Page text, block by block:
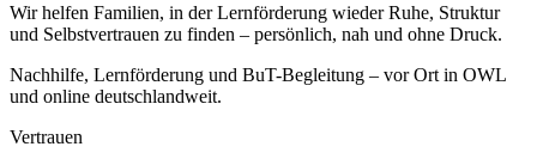
Wir helfen Familien, in der Lernförderung wieder Ruhe, Struktur
und Selbstvertrauen zu finden – persönlich, nah und ohne Druck.
Nachhilfe, Lernförderung und BuT-Begleitung – vor Ort in OWL
und online deutschlandweit.
Vertrauen